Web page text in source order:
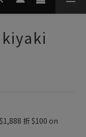
物金回饋
折 $100 on